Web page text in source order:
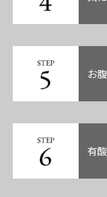
お
有